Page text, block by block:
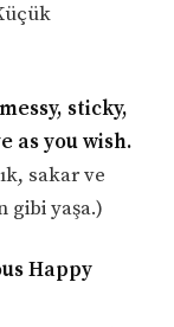
sticky,
as you wish.
sakar ve
gibi yaşa.)
Happy